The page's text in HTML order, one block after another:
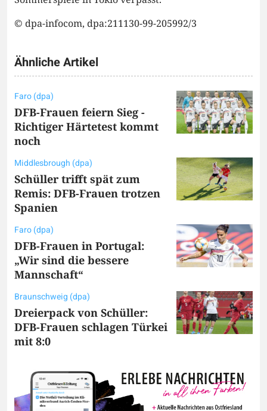
© dpa-infocom, dpa:211130-99-205992/3
Ähnliche Artikel
Faro (dpa)
DFB-Frauen feiern Sieg -
Richtiger Härtetest kommt
noch
Middlesbrough (dpa)
Schüller trifft spät zum
Remis: DFB-Frauen trotzen
Spanien
Faro (dpa)
DFB-Frauen in Portugal:
„Wir sind die bessere
Mannschaft“
Braunschweig (dpa)
Dreierpack von Schüller:
DFB-Frauen schlagen Türkei
mit 8:0